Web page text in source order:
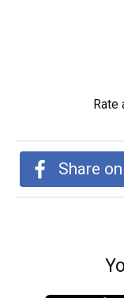
Rate
Share